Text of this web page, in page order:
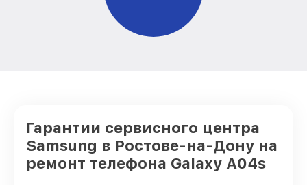
Гарантии сервисного центра
Samsung в Ростове-на-Дону на
ремонт телефона Galaxy A04s